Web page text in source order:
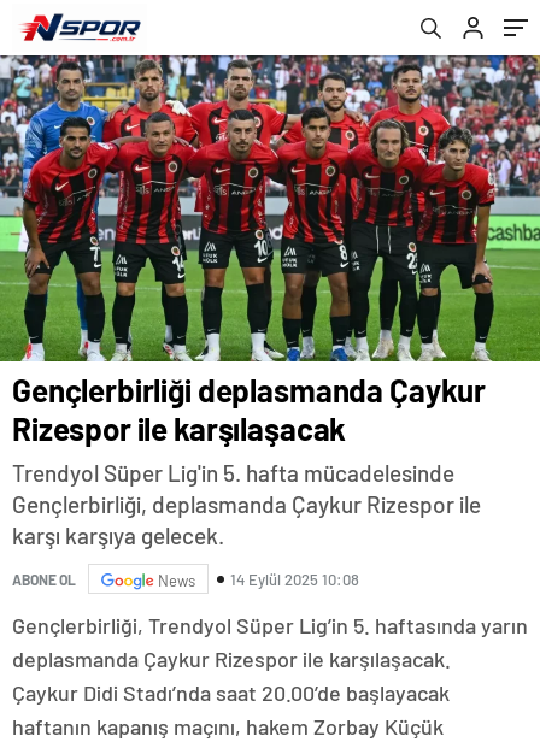
Gençlerbirliği deplasmanda Çaykur
Rizespor ile karşılaşacak
Trendyol Süper Lig'in 5. hafta mücadelesinde
Gençlerbirliği, deplasmanda Çaykur Rizespor ile
karşı karşıya gelecek.
ABONE OL News 14 Eylül 2025 10:08
Gençlerbirliği, Trendyol Süper Lig’in 5. haftasında yarın
deplasmanda Çaykur Rizespor ile karşılaşacak.
Çaykur Didi Stadı’nda saat 20.00’de başlayacak
haftanın kapanış maçını, hakem Zorbay Küçük
yayınlanacak? | CANLI İZLE .